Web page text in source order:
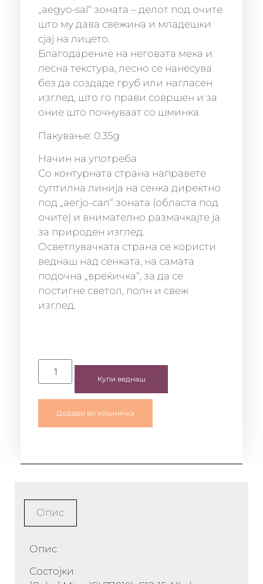
„aegyo-sal“ зоната – делот под очите
што му дава свежина и младешки
сјај на лицето.
Благодарение на неговата мека и
лесна текстура, лесно се нанесува
без да создаде груб или нагласен
изглед, што го прави совршен и за
оние што почнуваат со шминка.
Пакување: 0.35g
Начин на употреба
Со контурната страна направете
суптилна линија на сенка директно
под „аегјо-сал“ зоната (областа под
очите) и внимателно размачкајте ја
за природен изглед.
Осветлувачката страна се користи
веднаш над сенката, на самата
подочна „вреќичка“, за да се
постигне светол, полн и свеж
изглед.
Купи веднаш
Додади во кошничка
Опис
Опис
Состојки